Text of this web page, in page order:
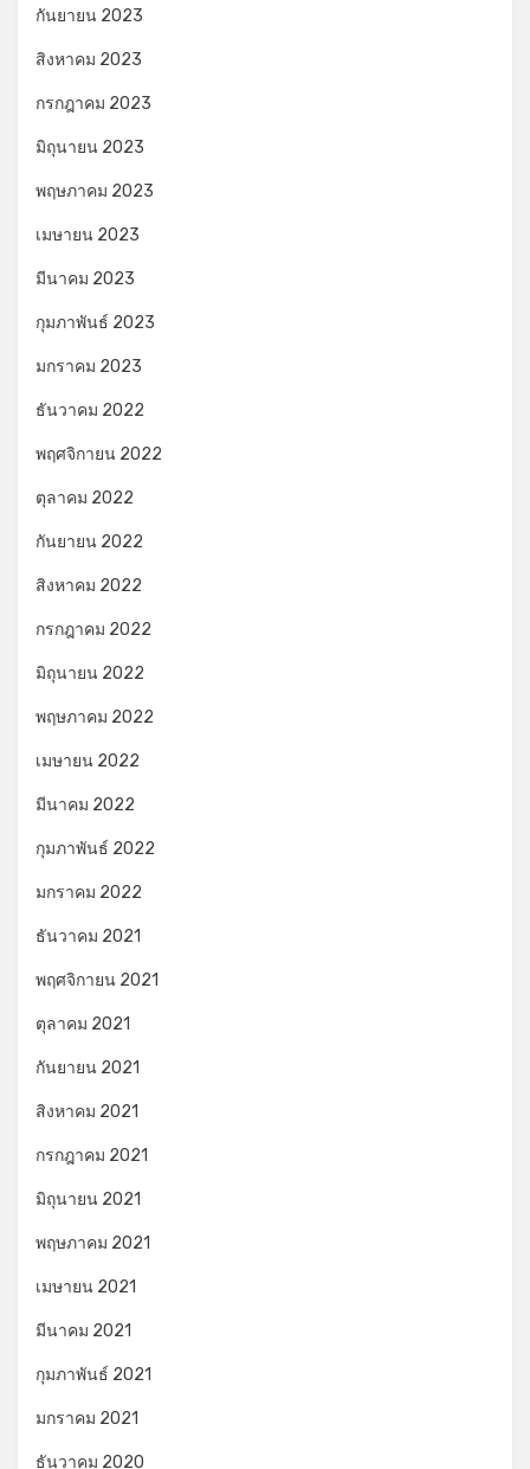
กันยายน 2023
สิงหาคม 2023
กรกฎาคม 2023
มิถุนายน 2023
พฤษภาคม 2023
เมษายน 2023
มีนาคม 2023
กุมภาพันธ์ 2023
มกราคม 2023
ธันวาคม 2022
พฤศจิกายน 2022
ตุลาคม 2022
กันยายน 2022
สิงหาคม 2022
กรกฎาคม 2022
มิถุนายน 2022
พฤษภาคม 2022
เมษายน 2022
มีนาคม 2022
กุมภาพันธ์ 2022
มกราคม 2022
ธันวาคม 2021
พฤศจิกายน 2021
ตุลาคม 2021
กันยายน 2021
สิงหาคม 2021
กรกฎาคม 2021
มิถุนายน 2021
พฤษภาคม 2021
เมษายน 2021
มีนาคม 2021
กุมภาพันธ์ 2021
มกราคม 2021
ธันวาคม 2020